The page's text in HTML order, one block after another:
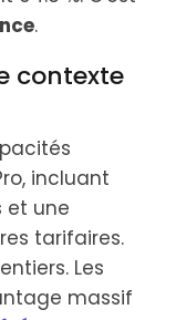
.
contexte
incluant
et une
tarifaires.
Les
massif